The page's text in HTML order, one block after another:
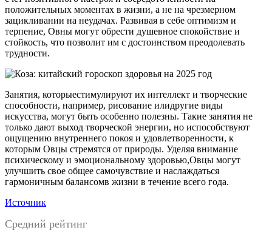
положительных моментах в жизни, а не на чрезмерном
зацикливании на неудачах. Развивая в себе оптимизм и
терпение, Овны могут обрести душевное спокойствие и
стойкость, что позволит им с достоинством преодолевать
трудности.
Занятия, которыестимулируют их интеллект и творческие
способности, например, рисование илидругие виды
искусства, могут быть особенно полезны. Такие занятия не
только дают выход творческой энергии, но испособствуют
ощущению внутреннего покоя и удовлетворенности, к
которым Овцы стремятся от природы. Уделяя внимание
психическому и эмоциональному здоровью,Овцы могут
улучшить свое общее самочувствие и наслаждаться
гармоничным балансомв жизни в течение всего года.
Источник
Средний рейтинг